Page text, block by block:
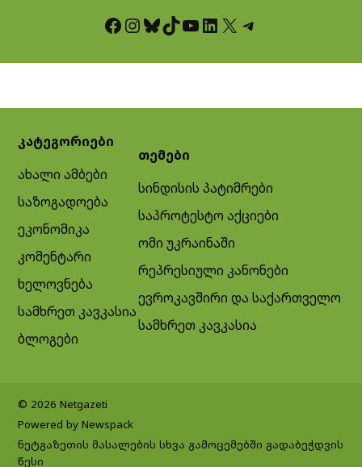
Facebook InstagramBluesky TikTok YouTube LinkedIn X Telegram
კატეგორიები
ახალი ამბები
საზოგადოება
ეკონომიკა
კომენტარი
ხელოვნება
სამხრეთ კავკასია
ბლოგები
თემები
სინდისის პატიმრები
საპროტესტო აქციები
ომი უკრაინაში
რეპრესიული კანონები
ევროკავშირი და საქართველო
სამხრეთ კავკასია
© 2026 Netgazeti
Powered by Newspack
ნეტგაზეთის მასალების სხვა გამოცემებში გადაბეჭდვის
წესი